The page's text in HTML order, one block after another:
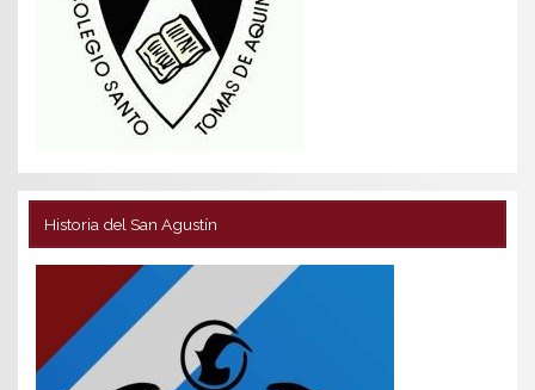
Historia del San Agustín